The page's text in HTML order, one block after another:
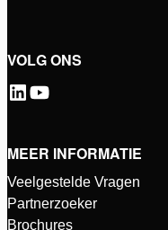
VOLG ONS
MEER INFORMATIE
Veelgestelde Vragen
Partnerzoeker
Brochures